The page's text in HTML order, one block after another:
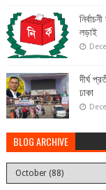
লড়াই
দীর্ঘ
ঢাকা
BLOG ARCHIVE